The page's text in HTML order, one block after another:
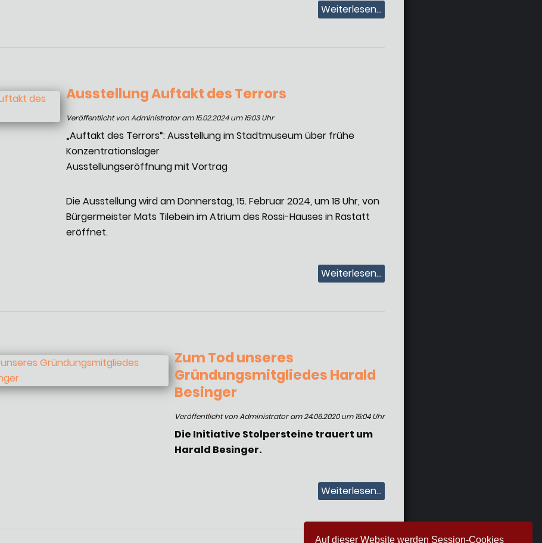
Auf dieser Website werden Session-Cookies
Weiterlesen...
Ausstellung Auftakt des Terrors
Veröffentlicht von Administrator am 15.02.2024 um 15:03 Uhr
„Auftakt des Terrors“: Ausstellung im Stadtmuseum über frühe
Konzentrationslager
Ausstellungseröffnung mit Vortrag
Die Ausstellung wird am Donnerstag, 15. Februar 2024, um 18 Uhr, von
Bürgermeister Mats Tilebein im Atrium des Rossi-Hauses in Rastatt
eröffnet.
Weiterlesen...
Zum Tod unseres
Gründungsmitgliedes Harald
Besinger
Veröffentlicht von Administrator am 24.06.2020 um 15:04 Uhr
Die Initiative Stolpersteine trauert um
Harald Besinger.
Weiterlesen...